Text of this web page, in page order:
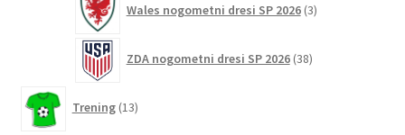
Wales nogometni dresi SP 2026 3izdelki
ZDA nogometni dresi SP 2026 38izdelkov
Trening 13izdelkov